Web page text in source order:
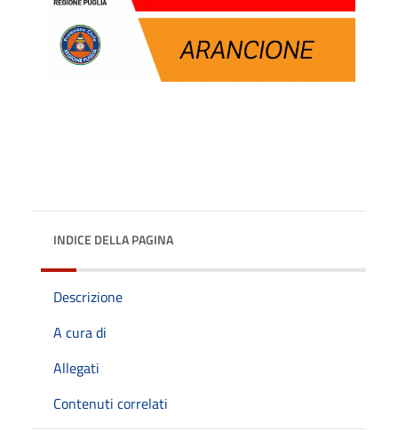
INDICE DELLA PAGINA
Descrizione
A cura di
Allegati
Contenuti correlati